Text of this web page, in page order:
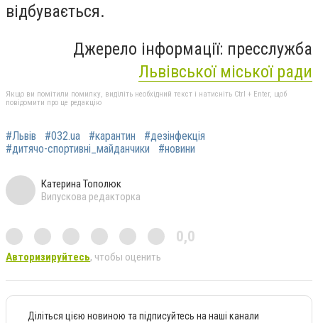
відбувається.
Джерело інформації: пресслужба
Львівської міської ради
Якщо ви помітили помилку, виділіть необхідний текст і натисніть Ctrl + Enter, щоб
повідомити про це редакцію
#Львів #032.ua #карантин
#дезінфекція
#дитячо-спортивні_майданчики
#новини
Катерина Тополюк
Випускова редакторка
0,0
Авторизируйтесь, чтобы оценить
Діліться цією новиною та підписуйтесь на наші канали